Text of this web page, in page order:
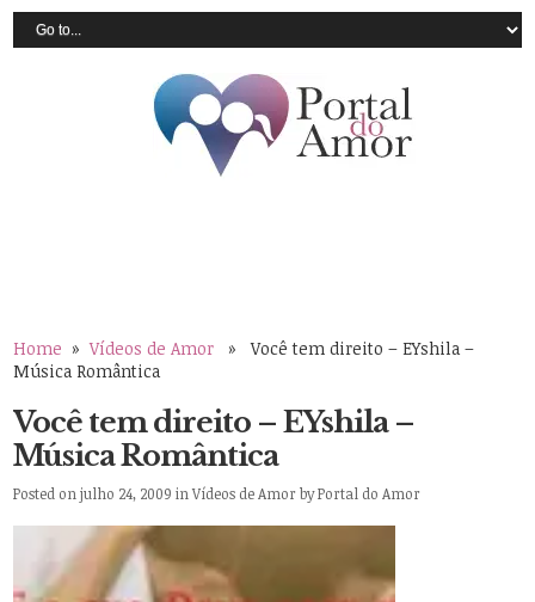
Home »Vídeos de Amor » Você tem direito – EYshila –
Música Romântica
Você tem direito – EYshila –
Música Romântica
Posted on julho 24, 2009 inVídeos de AmorbyPortal do Amor